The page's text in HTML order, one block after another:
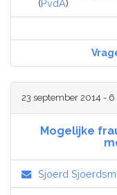
(PvdA)
23 september 2014 - 6
Mogelijke
Sjoerd